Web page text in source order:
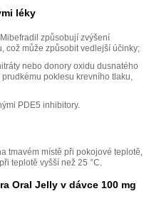
léky
způsobují zvýšení
což může způsobit vedlejší účinky;
nebo donory oxidu dusnatého
poklesu krevního tlaku,
PDE5 inhibitory.
tmavém místě při pokojové teplotě,
teplotě vyšší než 25 °C.
Oral Jelly v dávce 100 mg